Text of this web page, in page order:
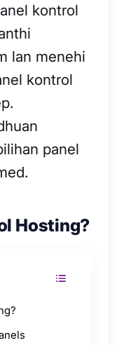
kontrol
lan menehi
kontrol
panel
Hosting?